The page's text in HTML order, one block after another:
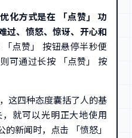
化方式是在 「点赞」 功
过、愤怒、惊讶、开心和
点赞」 按钮悬停半秒便
可通过长按 「点赞」 按
这四种态度囊括了人的基
就可以光明正大地使用
的新闻时，点击 「愤怒」